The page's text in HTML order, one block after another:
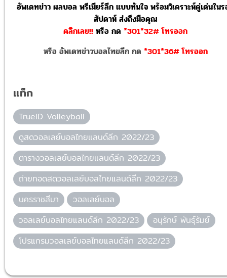
อัพเดทข่าว ผลบอล พรีเมียร์ลีก แบบทันใจ พร้อมวิเคราะห์คู่เด่นใน
สัปดาห์ ส่งถึงมือคุณ
คลิกเลย!! หรือ กด *301*32# โทรออก
หรือ อัพเดทข่าวบอลไทยลีก กด *301*36# โทรออก
แท็ก
TrueID Volleyball
ดูสดวอลเลย์บอลไทยแลนด์ลีก 2022/23
ตารางวอลเลย์บอลไทยแลนด์ลีก 2022/23
ถ่ายทอดสดวอลเลย์บอลไทยแลนด์ลีก 2022/23
นครราชสีมา
วอลเลย์บอล
วอลเลย์บอลไทยแลนด์ลีก 2022/23
อนุรักษ์ พันธุ์รัมย์
โปรแกรมวอลเลย์บอลไทยแลนด์ลีก 2022/23